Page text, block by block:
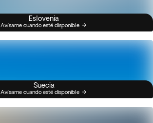
Eslovenia
Avísame cuando esté disponible
Suecia
Avísame cuando esté disponible